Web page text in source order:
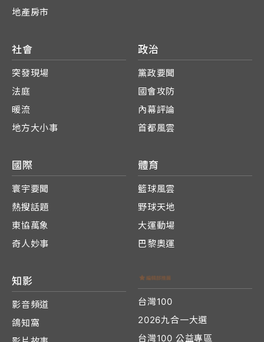
地產房市
社會
突發現場
法庭
暖流
地方大小事
政治
黨政要聞
國會攻防
內幕評論
首都風雲
國際
寰宇要聞
熱搜話題
東協萬象
奇人妙事
體育
籃球風雲
野球天地
大運動場
巴黎奧運
知影
影音頻道
鴿知窩
台灣100
2026九合一大選
台灣100 公益專區